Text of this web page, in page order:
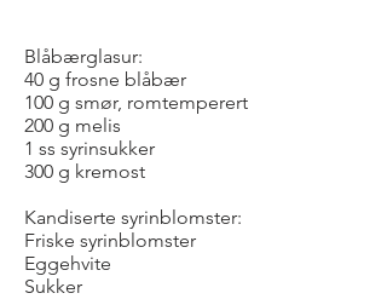
Blåbærglasur:
40 g frosne blåbær
100 g smør, romtemperert
200 g melis
1 ss syrinsukker
300 g kremost
Kandiserte syrinblomster:
Friske syrinblomster
Eggehvite
Sukker